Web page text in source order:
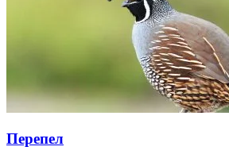
Перепел